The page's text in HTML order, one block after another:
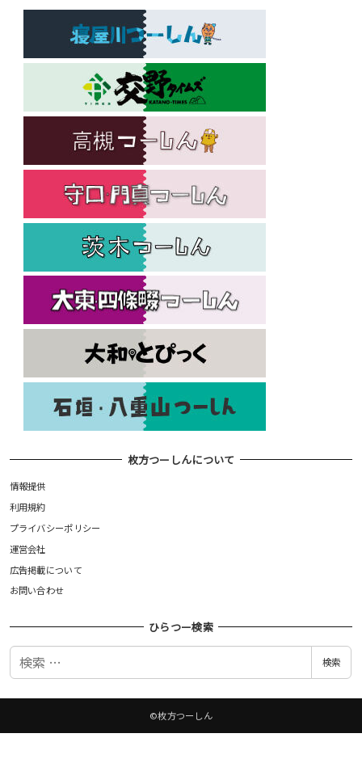
枚方つーしんについて
情報提供
利用規約
プライバシーポリシー
運営会社
広告掲載について
お問い合わせ
ひらつー検索
検
検索
©枚方つーしん